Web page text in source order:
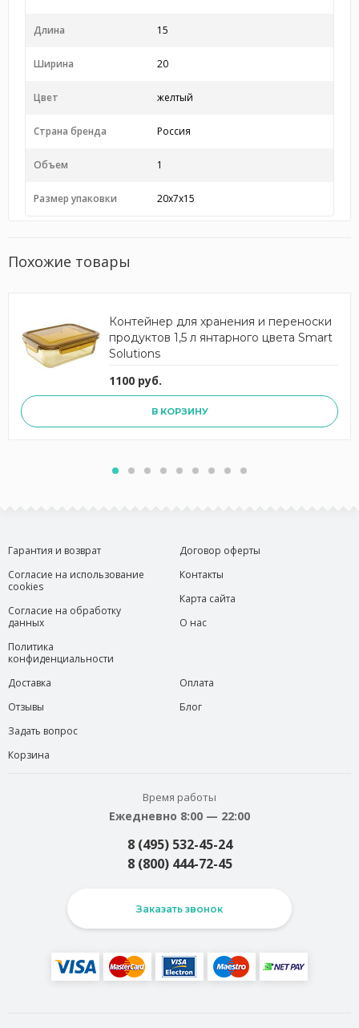
Длина 15
Ширина 20
Цвет желтый
Страна бренда Россия
Объем 1
Размер упаковки 20x7x15
Похожие товары
Контейнер для хранения и переноски
продуктов 1,5 л янтарного цвета Smart
Solutions
1100 руб.
В КОРЗИНУ
Гарантия и возврат
Согласие на использование
cookies
Согласие на обработку
данных
Политика
конфиденциальности
Договор оферты
Контакты
Карта сайта
О нас
Доставка
Отзывы
Задать вопрос
Корзина
Оплата
Блог
Время работы
Ежедневно 8:00 — 22:00
8 (495) 532-45-24
8 (800) 444-72-45
Заказать звонок